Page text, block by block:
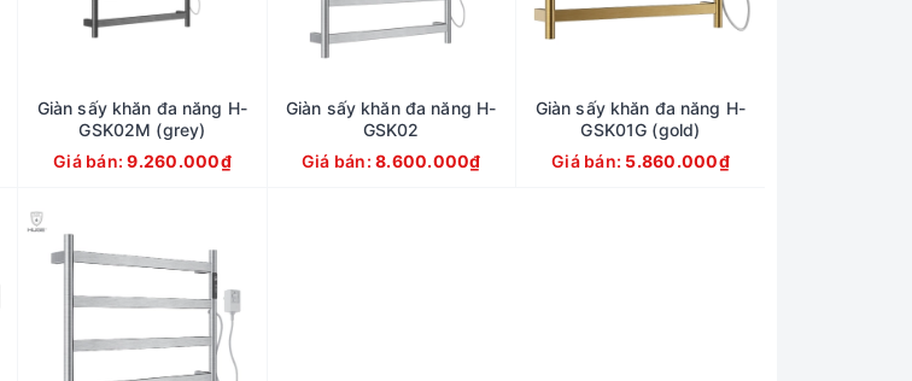
Giàn sấy khăn đa năng H-
GSK02M (grey)
Giá bán:9.260.000₫
Giàn sấy khăn đa năng H-
GSK02
Giá bán: 8.600.000₫
Giàn sấy khăn đa năng H-
GSK01G (gold)
Giá bán: 5.860.000₫